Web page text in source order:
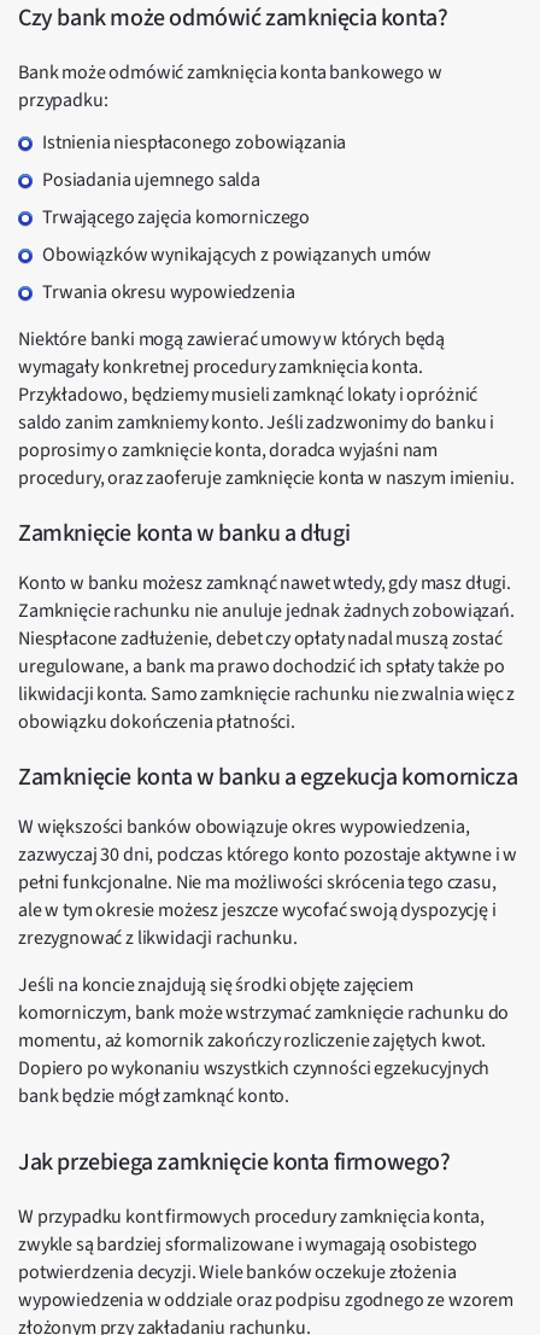
Czy bank może odmówić zamknięcia konta?
Bank może odmówić zamknięcia konta bankowego w
przypadku:
Istnienia niespłaconego zobowiązania
Posiadania ujemnego salda
Trwającego zajęcia komorniczego
Obowiązków wynikających z powiązanych umów
Trwania okresu wypowiedzenia
Niektóre banki mogą zawierać umowy w których będą
wymagały konkretnej procedury zamknięcia konta.
Przykładowo, będziemy musieli zamknąć lokaty i opróżnić
saldo zanim zamkniemy konto. Jeśli zadzwonimy do banku i
poprosimy o zamknięcie konta, doradca wyjaśni nam
procedury, oraz zaoferuje zamknięcie konta w naszym imieniu.
Zamknięcie konta w banku a długi
Konto w banku możesz zamknąć nawet wtedy, gdy masz długi.
Zamknięcie rachunku nie anuluje jednak żadnych zobowiązań.
Niespłacone zadłużenie, debet czy opłaty nadal muszą zostać
uregulowane, a bank ma prawo dochodzić ich spłaty także po
likwidacji konta. Samo zamknięcie rachunku nie zwalnia więc z
obowiązku dokończenia płatności.
Zamknięcie konta w banku a egzekucja komornicza
W większości banków obowiązuje okres wypowiedzenia,
zazwyczaj 30 dni, podczas którego konto pozostaje aktywne i w
pełni funkcjonalne. Nie ma możliwości skrócenia tego czasu,
ale w tym okresie możesz jeszcze wycofać swoją dyspozycję i
zrezygnować z likwidacji rachunku.
Jeśli na koncie znajdują się środki objęte zajęciem
komorniczym, bank może wstrzymać zamknięcie rachunku do
momentu, aż komornik zakończy rozliczenie zajętych kwot.
Dopiero po wykonaniu wszystkich czynności egzekucyjnych
bank będzie mógł zamknąć konto.
Jak przebiega zamknięcie konta firmowego?
W przypadku kont firmowych procedury zamknięcia konta,
zwykle są bardziej sformalizowane i wymagają osobistego
potwierdzenia decyzji. Wiele banków oczekuje złożenia
wypowiedzenia w oddziale oraz podpisu zgodnego ze wzorem
złożonym przy zakładaniu rachunku.